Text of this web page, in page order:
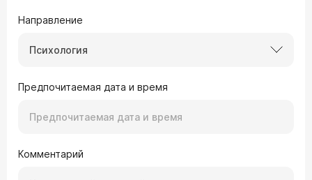
Направление
Психология
Предпочитаемая дата и время
Комментарий